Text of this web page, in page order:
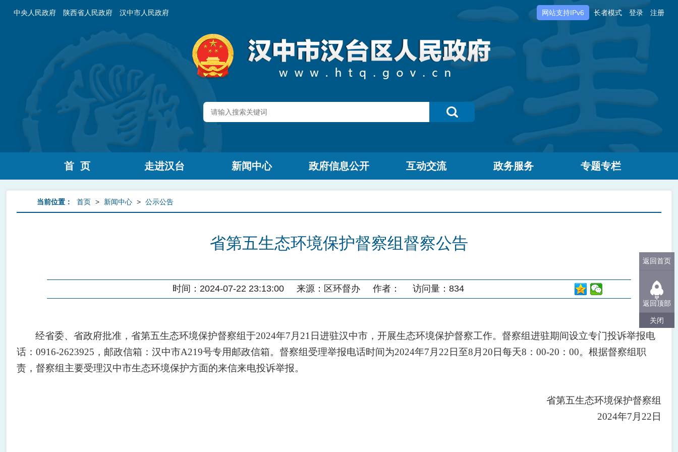
中央人民政府 陕西省人民政府 汉中市人民政府 网站支持IPv6 长者模式 登录 注册
首 页 走进汉台 新闻中心 政府信息公开 互动交流 政务服务 专题专栏
当前位置： 首页 > 新闻中心 > 公示公告
省第五生态环境保护督察组督察公告
时间：2024-07-22 23:13:00 来源： 区环督办 作者： 访问量： 834
经省委、省政府批准，省第五生态环境保护督察组于2024年7 月 21 日进驻汉中市 ，开展生态环境保护督察工作。督察组进驻期间设立专门投诉举报电
话： 0916-2623925 ， 邮政信箱： 汉中市A219号专用邮政信箱。督察组受理举报电话时间为2024年7 月 22 日至8 月 20 日每天8：00-20：00。根据督察组职
责，督察组主要受理汉中市生态环境保护方面的来信来电投诉举报。
省第五生态环境保护督察组
2024年7 月 22 日
返回首页
返回顶部
关闭